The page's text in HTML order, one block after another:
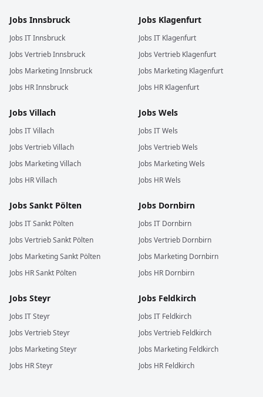
Jobs Innsbruck
Jobs ITInnsbruck
Jobs VertriebInnsbruck
Jobs MarketingInnsbruck
Jobs HRInnsbruck
Jobs Klagenfurt
Jobs IT Klagenfurt
Jobs Vertrieb Klagenfurt
Jobs Marketing Klagenfurt
Jobs HR Klagenfurt
Jobs Villach
Jobs ITVillach
Jobs VertriebVillach
Jobs MarketingVillach
Jobs HRVillach
Jobs Wels
Jobs ITWels
Jobs VertriebWels
Jobs MarketingWels
Jobs HRWels
Jobs Sankt Pölten
Jobs ITSankt Pölten
Jobs VertriebSankt Pölten
Jobs MarketingSankt Pölten
Jobs HRSankt Pölten
Jobs Dornbirn
Jobs IT Dornbirn
Jobs Vertrieb Dornbirn
Jobs Marketing Dornbirn
Jobs HR Dornbirn
Jobs Steyr
Jobs ITSteyr
Jobs VertriebSteyr
Jobs MarketingSteyr
Jobs HRSteyr
Jobs Feldkirch
Jobs IT Feldkirch
Jobs Vertrieb Feldkirch
Jobs Marketing Feldkirch
Jobs HR Feldkirch